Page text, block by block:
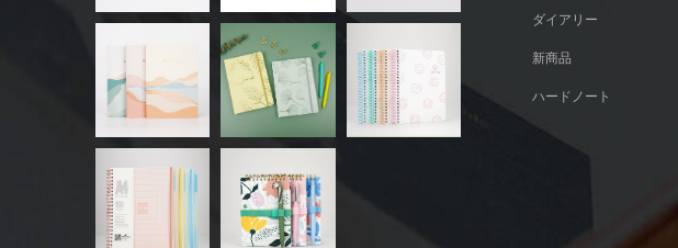
ダイアリー
新商品
ハードノート